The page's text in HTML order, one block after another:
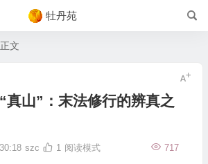
牡丹苑
正文
真山”：末法修行的辨真之
szc 717
1 阅读模式